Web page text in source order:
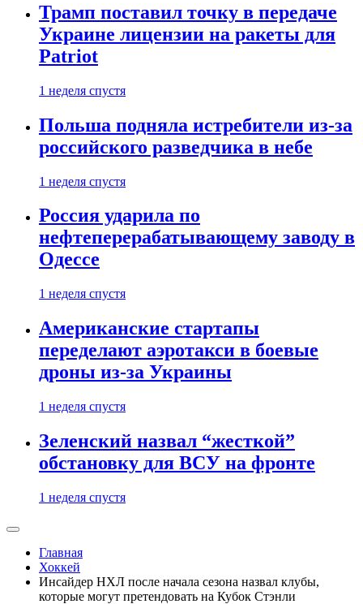
Трамп поставил точку в передаче
Украине лицензии на ракеты для
Patriot
1 неделя спустя
Польша подняла истребители из-за
российского разведчика в небе
1 неделя спустя
Россия ударила по
нефтеперерабатывающему заводу в
Одессе
1 неделя спустя
Американские стартапы
переделают аэротакси в боевые
дроны из-за Украины
1 неделя спустя
Зеленский назвал “жесткой”
обстановку для ВСУ на фронте
1 неделя спустя
Главная
Хоккей
Инсайдер НХЛ после начала сезона назвал клубы,
которые могут претендовать на Кубок Стэнли